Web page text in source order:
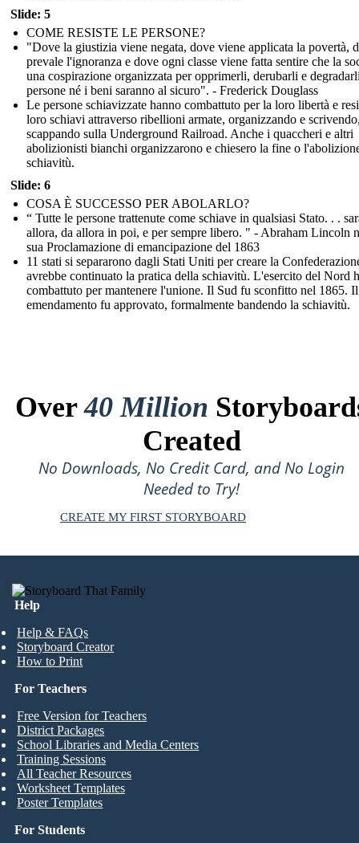
Slide: 5
COME RESISTE LE PERSONE?
"Dove la giustizia viene negata, dove viene applicata la povertà,
prevale l'ignoranza e dove ogni classe viene fatta sentire che la
una cospirazione organizzata per opprimerli, derubarli e
persone né i beni saranno al sicuro". - Frederick Douglass
Le persone schiavizzate hanno combattuto per la loro libertà e
loro schiavi attraverso ribellioni armate, organizzando e
scappando sulla Underground Railroad. Anche i quaccheri e altri
abolizionisti bianchi organizzarono e chiesero la fine o
schiavitù.
Slide: 6
COSA È SUCCESSO PER ABOLARLO?
“ Tutte le persone trattenute come schiave in qualsiasi Stato. . .
allora, da allora in poi, e per sempre libero. " - Abraham Lincoln
sua Proclamazione di emancipazione del 1863
11 stati si separarono dagli Stati Uniti per creare la
avrebbe continuato la pratica della schiavitù. L'esercito del Nord
combattuto per mantenere l'unione. Il Sud fu sconfitto nel 1865.
emendamento fu approvato, formalmente bandendo la schiavitù.
Over40 Million
Created
No Downloads, No Credit Card, and No Login
Needed to Try!
CREATE MY FIRST STORYBOARD
Help
Help & FAQs
Storyboard Creator
How to Print
For Students
For Teachers
Free Version for Teachers
District Packages
School Libraries and Media Centers
Training Sessions
All Teacher Resources
Worksheet Templates
Poster Templates